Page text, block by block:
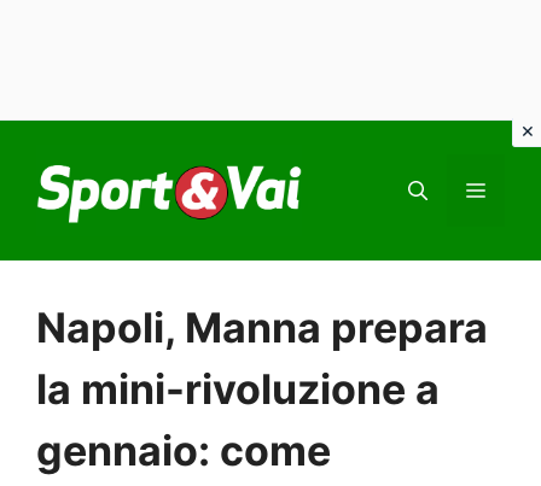
contenuto
Napoli, Manna prepara
la mini-rivoluzione a
gennaio: come